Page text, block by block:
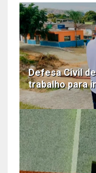
Defesa Civil
trabalho para